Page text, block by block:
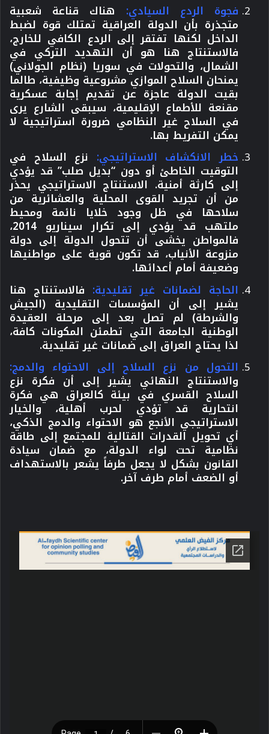
فجوة الردع السيادي:
هناك قناعة شعبية
متجذرة بأن الدولة العراقية تمتلك قوة لضبط
الداخل لكنها تفتقر إلى الردع الكافي للخارج،
فالاستنتاج هنا هو أن التهديد التركي في
الشمال، والتحولات في سوريا (نظام الجولاني)
يمنحان السلاح الموازي مشروعية وظيفية، طالما
بقيت الدولة عاجزة عن تقديم إجابة عسكرية
مقنعة للأطماع الإقليمية، سيبقى الشارع يرى
في السلاح غير النظامي ضرورة استراتيجية لا
يمكن التفريط بها.
خطر الانكشاف الاستراتيجي: نزع السلاح في
التوقيت الخاطئ أو دون “بديل صلب” قد يؤدي
إلى كارثة أمنية. الاستنتاج الاستراتيجي يحذر
من أن تجريد القوى المحلية والعشائرية من
سلاحها في ظل وجود خلايا نائمة ومحيط
ملتهب قد يؤدي إلى تكرار سيناريو 2014،
فالمواطن يخشى أن تتحول الدولة إلى دولة
منزوعة الأنياب، قد تكون قوية على مواطنيها
وضعيفة أمام أعدائها.
الحاجة لضمانات غير تقليدية: فالاستنتاج هنا
يشير إلى أن المؤسسات التقليدية (الجيش
والشرطة) لم تصل بعد إلى مرحلة العقيدة
الوطنية الجامعة التي تطمئن المكونات كافة،
لذا يحتاج العراق إلى ضمانات غير تقليدية.
التحول من نزع السلاح إلى الاحتواء والدمج:
والاستنتاج النهائي يشير إلى أن فكرة نزع
السلاح القسري في بيئة كالعراق هي فكرة
انتحارية قد تؤدي لحرب أهلية، والخيار
الاستراتيجي الأنجع هو الاحتواء والدمج الذكي،
أي تحويل القدرات القتالية للمجتمع إلى طاقة
نظامية تحت لواء الدولة، مع ضمان سيادة
القانون بشكل لا يجعل طرفاً يشعر بالاستهداف
أو الضعف أمام طرف آخر.